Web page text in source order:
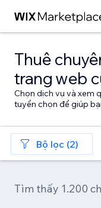
Thuê
trang web
Chọn dịch vụ và xem
tuyển chọn để giúp
Bộ lọc (2)
Tìm thấy 1.200